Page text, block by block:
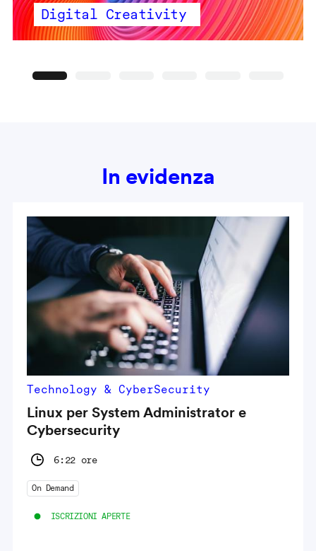
Digital Creativity
In evidenza
Technology & CyberSecurity
Linux per System Administrator e
Cybersecurity
6:22 ore
On Demand
ISCRIZIONI APERTE